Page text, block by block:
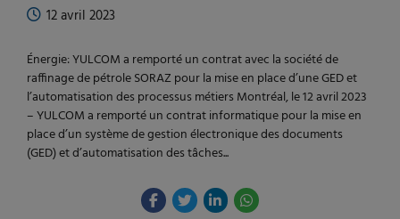
12 avril 2023
Énergie: YULCOM a remporté un contrat avec la société de
raffinage de pétrole SORAZ pour la mise en place d’une GED et
l’automatisation des processus métiers Montréal, le 12 avril 2023
– YULCOM a remporté un contrat informatique pour la mise en
place d’un système de gestion électronique des documents
(GED) et d’automatisation des tâches...